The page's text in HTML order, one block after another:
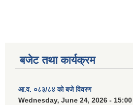
बजेट तथा कार्यक्रम
आ.व. ०८३/८४ को बजे विवरण
Wednesday, June 24, 2026 - 15:00